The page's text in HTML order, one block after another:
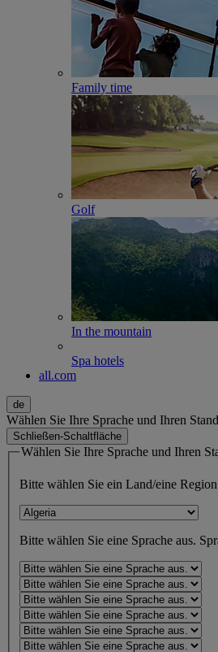
Family time
Golf
In the mountain
Spa hotels
all.com
de
Wählen Sie Ihre Sprache und Ihren
Schließen-Schaltfläche
Wählen Sie Ihre Sprache und Ihren
Bitte wählen Sie ein Land/eine Region
Bitte wählen Sie eine Sprache aus.